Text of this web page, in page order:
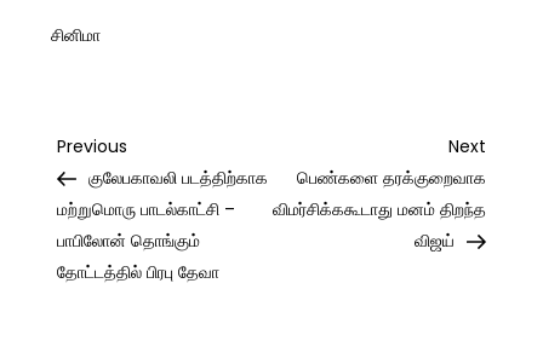
சினிமா
Post
navigation
Previous
Post
Previous
குலேபகாவலி படத்திற்காக
மற்றுமொரு பாடல்காட்சி –
பாபிலோன் தொங்கும்
தோட்டத்தில் பிரபு தேவா
Next
Post
Next
பெண்களை தரக்குறைவாக
விமர்சிக்ககூடாது மனம் திறந்த
விஜய்